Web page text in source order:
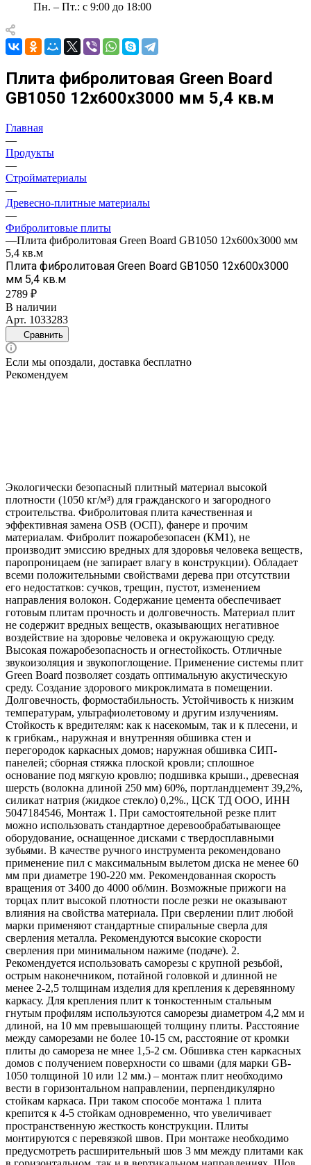
Пн. – Пт.: с 9:00 до 18:00
Плита фибролитовая Green Board
GB1050 12х600х3000 мм 5,4 кв.м
Главная
—
Продукты
—
Стройматериалы
—
Древесно-плитные материалы
—
Фибролитовые плиты
—Плита фибролитовая Green Board GB1050 12х600х3000 мм
5,4 кв.м
Плита фибролитовая Green Board GB1050 12х600х3000
мм 5,4 кв.м
2789 ₽
В наличии
Арт. 1033283
Сравнить
Если мы опоздали, доставка бесплатно
Рекомендуем
Экологически безопасный плитный материал высокой
плотности (1050 кг/м³) для гражданского и загородного
строительства. Фибролитовая плита качественная и
эффективная замена OSB (ОСП), фанере и прочим
материалам. Фибролит пожаробезопасен (КМ1), не
производит эмиссию вредных для здоровья человека веществ,
паропроницаем (не запирает влагу в конструкции). Обладает
всеми положительными свойствами дерева при отсутствии
его недостатков: сучков, трещин, пустот, изменением
направления волокон. Содержание цемента обеспечивает
готовым плитам прочность и долговечность. Материал плит
не содержит вредных веществ, оказывающих негативное
воздействие на здоровье человека и окружающую среду.
Высокая пожаробезопасность и огнестойкость. Отличные
звукоизоляция и звукопоглощение. Применение системы плит
Green Board позволяет создать оптимальную акустическую
среду. Создание здорового микроклимата в помещении.
Долговечность, формостабильность. Устойчивость к низким
температурам, ультрафиолетовому и другим излучениям.
Стойкость к вредителям: как к насекомым, так и к плесени, и
к грибкам., наружная и внутренняя обшивка стен и
перегородок каркасных домов; наружная обшивка СИП-
панелей; сборная стяжка плоской кровли; сплошное
основание под мягкую кровлю; подшивка крыши., древесная
шерсть (волокна длиной 250 мм) 60%, портландцемент 39,2%,
силикат натрия (жидкое стекло) 0,2%., ЦСК ТД ООО, ИНН
5047184546, Монтаж 1. При самостоятельной резке плит
можно использовать стандартное деревообрабатывающее
оборудование, оснащенное дисками с твердосплавными
зубьями. В качестве ручного инструмента рекомендовано
применение пил с максимальным вылетом диска не менее 60
мм при диаметре 190-220 мм. Рекомендованная скорость
вращения от 3400 до 4000 об/мин. Возможные прижоги на
торцах плит высокой плотности после резки не оказывают
влияния на свойства материала. При сверлении плит любой
марки применяют стандартные спиральные сверла для
сверления металла. Рекомендуются высокие скорости
сверления при минимальном нажиме (подаче). 2.
Рекомендуется использовать саморезы с крупной резьбой,
острым наконечником, потайной головкой и длинной не
менее 2-2,5 толщинам изделия для крепления к деревянному
каркасу. Для крепления плит к тонкостенным стальным
гнутым профилям используются саморезы диаметром 4,2 мм и
длиной, на 10 мм превышающей толщину плиты. Расстояние
между саморезами не более 10-15 см, расстояние от кромки
плиты до самореза не мнее 1,5-2 см. Обшивка стен каркасных
домов с получением поверхности со швами (для марки GB-
1050 толщиной 10 или 12 мм.) – монтаж плит необходимо
вести в горизонтальном направлении, перпендикулярно
стойкам каркаса. При таком способе монтажа 1 плита
крепится к 4-5 стойкам одновременно, что увеличивает
пространственную жесткость конструкции. Плиты
монтируются с перевязкой швов. При монтаже необходимо
предусмотреть расширительный шов 3 мм между плитами как